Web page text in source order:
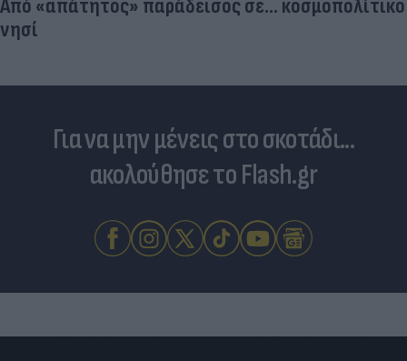
Για να μην μένεις στο σκοτάδι...
ακολούθησε το Flash.gr